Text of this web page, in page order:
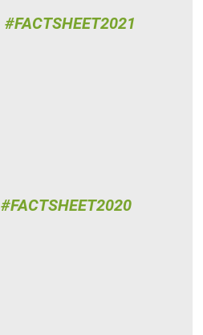
#FACTSHEET2021
#FACTSHEET2020